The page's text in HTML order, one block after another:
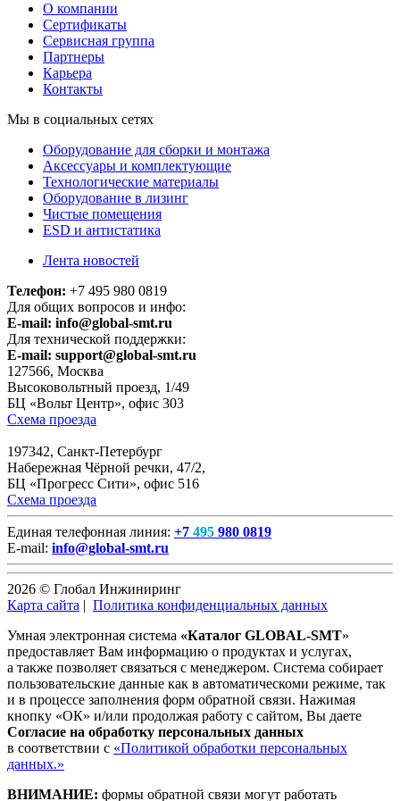
О компании
Сертификаты
Сервисная группа
Партнеры
Карьера
Контакты
Мы в социальных сетях
Оборудование для сборки и монтажа
Аксессуары и комплектующие
Технологические материалы
Оборудование в лизинг
Чистые помещения
ESD и антистатика
Лента новостей
Телефон: +7 495 980 0819
Для общих вопросов и инфо:
E-mail: info@global-smt.ru
Для технической поддержки:
E-mail: support@global-smt.ru
127566, Москва
Высоковольтный проезд, 1/49
БЦ «Вольт Центр», офис 303
Схема проезда
197342, Санкт-Петербург
Набережная Чёрной речки, 47/2,
БЦ «Прогресс Сити», офис 516
Схема проезда
Единая телефонная линия: +7 495 980 0819
E-mail: info@global-smt.ru
2026 © Глобал Инжиниринг
Карта сайта | Политика конфиденциальных данных
Умная электронная система «Каталог GLOBAL-SMT»
предоставляет Вам информацию о продуктах и услугах,
а также позволяет связаться с менеджером. Система собирает
пользовательские данные как в автоматическоми режиме, так
и в процессе заполнения форм обратной связи. Нажимая
кнопку «ОК» и/или продолжая работу с сайтом, Вы даете
Согласие на обработку персональных данных
в соответствии с «Политикой обработки персональных
данных.»
ВНИМАНИЕ: формы обратной связи могут работать